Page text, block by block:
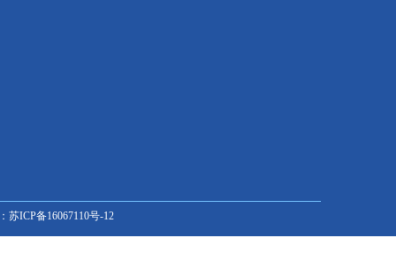
苏ICP备16067110号-12